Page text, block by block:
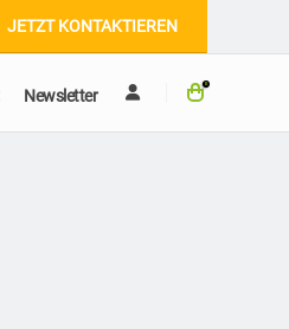
JETZT KONTAKTIEREN
Newsletter
0